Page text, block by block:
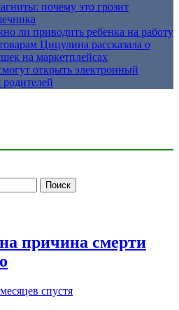
почему это грозит
ли приводить ребенка на работу
Цицулина рассказала о
на маркетплейсах
открыть электронный
родителей
причина смерти
спустя